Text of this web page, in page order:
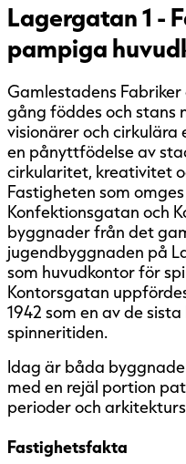
Lagergatan 1 -
pampiga
Gamlestadens
gång föddes och stans
visionärer och cirkulära
en pånyttfödelse av
cirkularitet, kreativitet
Fastigheten som
Konfektionsgatan och
byggnader från det
jugendbyggnaden på
som huvudkontor för
Kontorsgatan
1942 som en av de
spinneritiden.
Idag är båda
med en rejäl portion
perioder och
Fastighetsfakta